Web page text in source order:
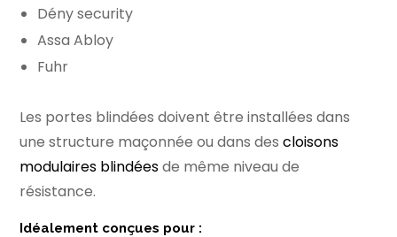
Dény security
Assa Abloy
Fuhr
Les portes blindées doivent être installées dans
une structure maçonnée ou dans descloisons
modulaires blindéesde même niveau de
résistance.
Idéalement conçues pour :